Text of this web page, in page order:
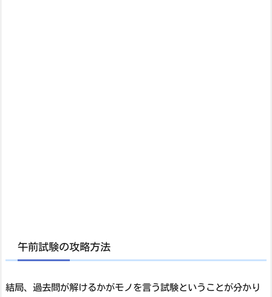
午前試験の攻略方法
結局、過去問が解けるかがモノを言う試験ということが分かり